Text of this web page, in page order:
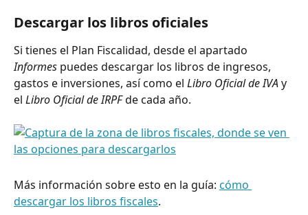
Descargar los libros oficiales
Si tienes el Plan Fiscalidad, desde el apartado
Informes puedes descargar los libros de ingresos,
gastos e inversiones, así como el Libro Oficial de IVA y
el Libro Oficial de IRPF de cada año.
Más información sobre esto en la guía: cómo
descargar los libros fiscales.